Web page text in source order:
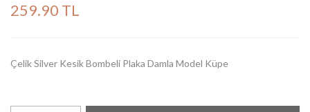
259.90 TL
Çelik Silver Kesik Bombeli Plaka Damla Model Küpe